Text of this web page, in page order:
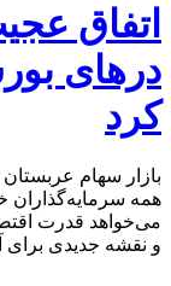
اتفاق
در‌های
کرد
بازار سهام
همه
می‌خواهد قدرت
و نقشه جدیدی برای